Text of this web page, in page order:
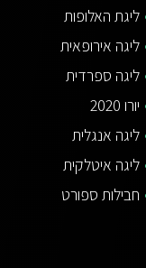
ליגת האלופות
ליגה אירופאית
ליגה ספרדית
יורו 2020
ליגה אנגלית
ליגה איטלקית
חבילות ספורט